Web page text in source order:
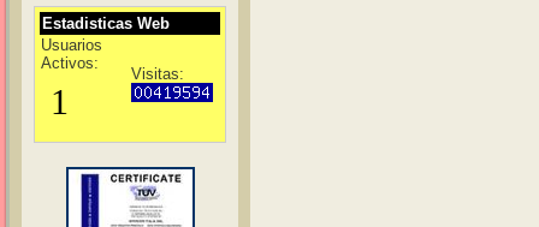
Estadisticas Web
Usuarios
Activos:
Visitas: